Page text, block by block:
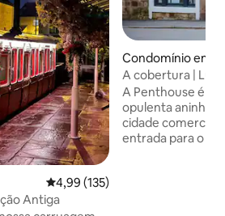
Classificação média de 4,99 em
4,99 (135)
Antiga
Condomínio em
A cobertura |
Localização
A Penthouse é
opulenta
cidade comercial
entrada para o